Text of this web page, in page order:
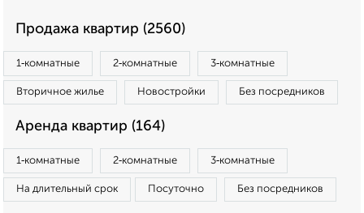
Продажа квартир (2560)
1‑комнатные 2‑комнатные 3‑комнатные
Вторичное жилье Новостройки Без посредников
Аренда квартир (164)
1‑комнатные 2‑комнатные 3‑комнатные
На длительный срок Посуточно Без посредников